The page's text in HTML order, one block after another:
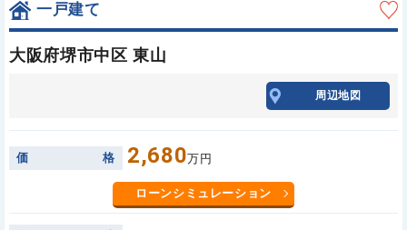
一戸建て
大阪府堺市中区 東山
周辺地図
価 格 2,680万円
ローンシミュレーション